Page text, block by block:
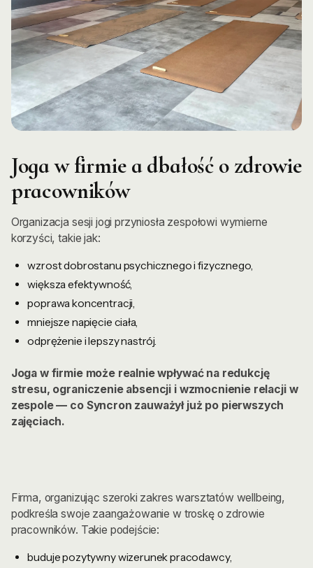
Joga w firmie a dbałość o zdrowie
pracowników
Organizacja sesji jogi przyniosła zespołowi wymierne
korzyści, takie jak:
wzrost dobrostanu psychicznego i fizycznego,
większa efektywność,
poprawa koncentracji,
mniejsze napięcie ciała,
odprężenie i lepszy nastrój.
Joga w firmie może realnie wpływać na redukcję
stresu, ograniczenie absencji i wzmocnienie relacji w
zespole — co Syncron zauważył już po pierwszych
zajęciach.
Firma, organizując szeroki zakres warsztatów wellbeing,
podkreśla swoje zaangażowanie w troskę o zdrowie
pracowników. Takie podejście:
buduje pozytywny wizerunek pracodawcy,